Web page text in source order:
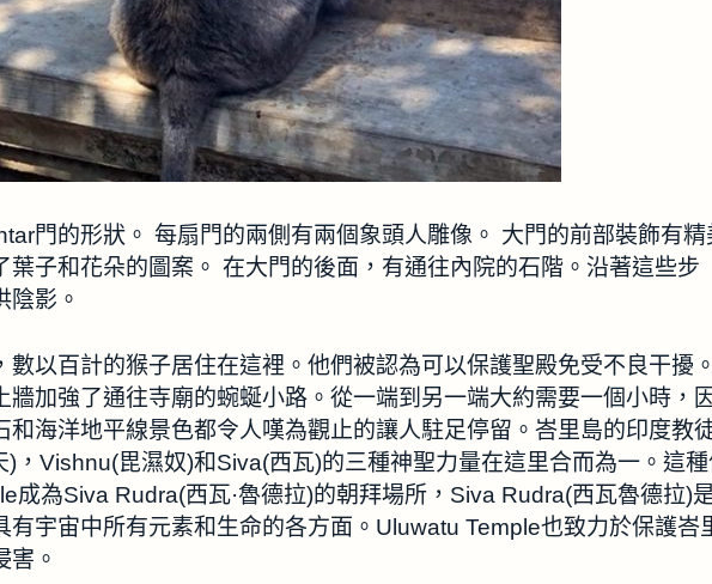
門的形狀。 每扇門的兩側有兩個象頭人雕像。 大門的前部裝飾有精
葉子和花朵的圖案。 在大門的後面，有通往內院的石階。沿著這些步
陰影。
數以百計的猴子居住在這裡。他們被認為可以保護聖殿免受不良干擾。
牆加強了通往寺廟的蜿蜒小路。從一端到另一端大約需要一個小時，因
和海洋地平線景色都令人嘆為觀止的讓人駐足停留。峇里島的印度教
，Vishnu(毘濕奴)和Siva(西瓦)的三種神聖力量在這里合而為一。這種
成為Siva Rudra(西瓦·魯德拉)的朝拜場所，Siva Rudra(西瓦魯德拉)
有宇宙中所有元素和生命的各方面。Uluwatu Temple也致力於保護峇
害。